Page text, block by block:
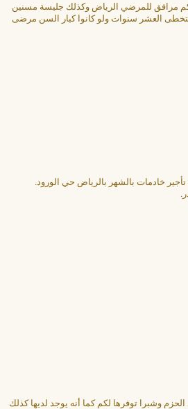
مرافق للمرضي الرياض وكذلك جليسة مسنين
تتخطى العشر سنوات ولو كانوا كبار السن مرضى
خادمات بالشهر بالرياض حي الورود.
وشبرا توفرها لكم كما أنه يوجد لديها كذلك